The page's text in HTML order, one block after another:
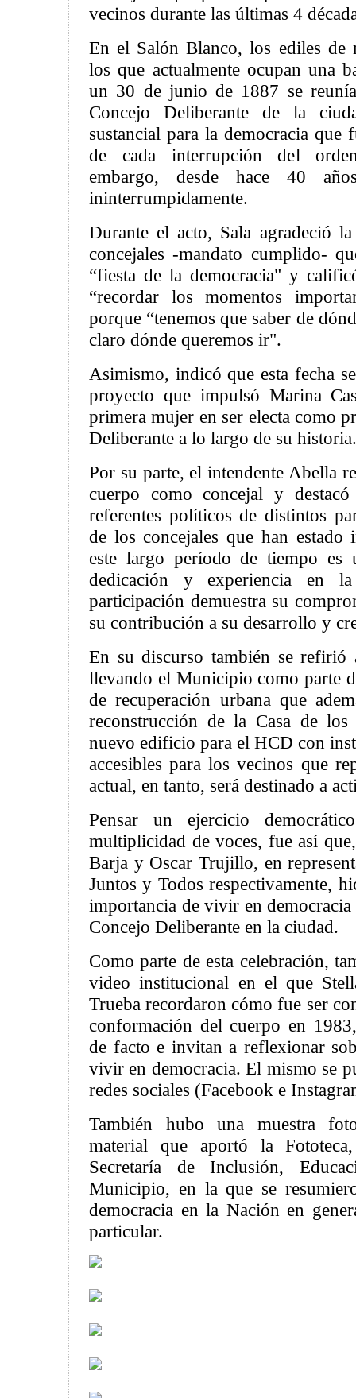
vecinos durante las últimas 4
En el Salón Blanco, los ediles de
los que actualmente ocupan una
un 30 de junio de 1887 se
Concejo Deliberante de la
sustancial para la democracia que
de cada interrupción del
embargo, desde hace 40
ininterrumpidamente.
Durante el acto, Sala agradeció
concejales -mandato cumplido-
“fiesta de la democracia" y
“recordar los momentos
porque “tenemos que saber de
claro dónde queremos ir".
Asimismo, indicó que esta fecha
proyecto que impulsó Marina
primera mujer en ser electa como
Deliberante a lo largo de su historia.
Por su parte, el intendente Abella
cuerpo como concejal y
referentes políticos de distintos
de los concejales que han estado
este largo período de tiempo es
dedicación y experiencia en
participación demuestra su
su contribución a su desarrollo y
En su discurso también se refirió
llevando el Municipio como parte
de recuperación urbana que
reconstrucción de la Casa de
nuevo edificio para el HCD con
accesibles para los vecinos que
actual, en tanto, será destinado a
Pensar un ejercicio
multiplicidad de voces, fue así
Barja y Oscar Trujillo, en
Juntos y Todos respectivamente,
importancia de vivir en
Concejo Deliberante en la ciudad.
Como parte de esta celebración,
video institucional en el que
Trueba recordaron cómo fue ser
conformación del cuerpo en
de facto e invitan a reflexionar
vivir en democracia. El mismo se
redes sociales (Facebook e
También hubo una muestra
material que aportó la
Secretaría de Inclusión,
Municipio, en la que se
democracia en la Nación en
particular.